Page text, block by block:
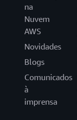
na
Nuvem
AWS
Novidades
Blogs
Comunicados
à
imprensa